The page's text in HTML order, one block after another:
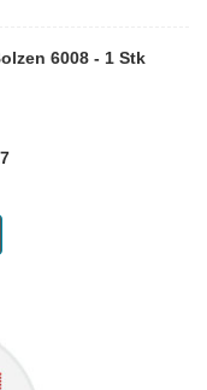
6008 - 1 Stk